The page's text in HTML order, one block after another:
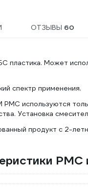
ОТЗЫВЫ 60
пластика. Может
спектр применения.
используются
Установка
продукт с 2-
РМС